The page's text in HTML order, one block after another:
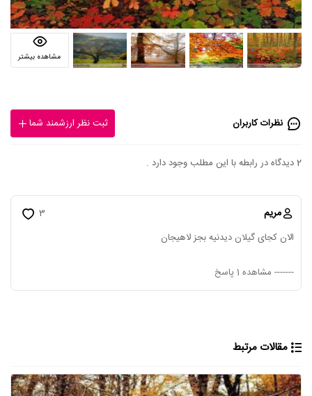
مشاهده بیشتر
نظرات کاربران ثبت نظر ارزشمند شما
2 دیدگاه در رابطه با این مطلب وجود دارد .
مریم
الان کجای گیلان دیدنیه بجز لاهیجان
3
------- مشاهده 1 پاسخ
مقالات مرتبط